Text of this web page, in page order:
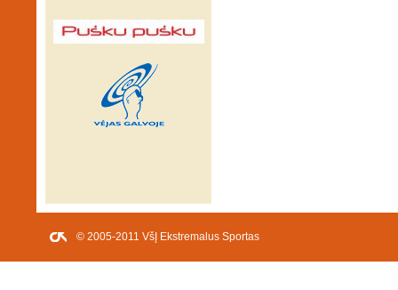
© 2005-2011 VšĮ Ekstremalus Sportas